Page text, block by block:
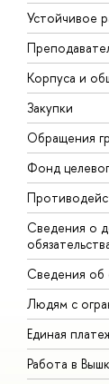
Устойчивое
Корпуса и
Закупки
Обращения
Фонд
Сведения о
Сведения об
Людям с
Единая
Работа в